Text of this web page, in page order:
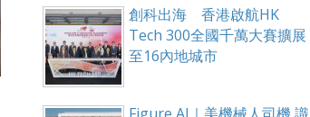
創科出海 香港啟航HK
Tech 300全國千萬大賽擴展
至16內地城市